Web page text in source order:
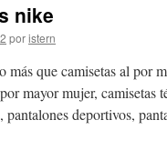
futbol
nike
poristern
que camisetas al por
mayor mujer, camisetas
pantalones deportivos,